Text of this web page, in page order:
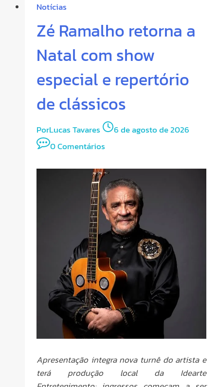
Notícias
Zé Ramalho retorna a
Natal com show
especial e repertório
de clássicos
PorLucas Tavares
6 de agosto de 2026
0 Comentários
Apresentação integra nova turnê do artista e
terá produção local da Idearte